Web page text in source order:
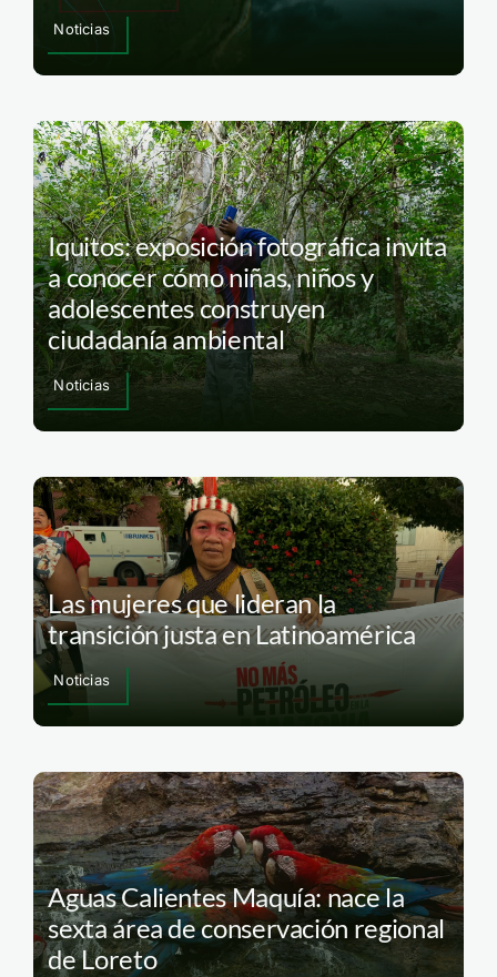
Noticias
Iquitos: exposición fotográfica invita
a conocer cómo niñas, niños y
adolescentes construyen
ciudadanía ambiental
Noticias
Las mujeres que lideran la
transición justa en Latinoamérica
Noticias
Aguas Calientes Maquía: nace la
sexta área de conservación regional
de Loreto